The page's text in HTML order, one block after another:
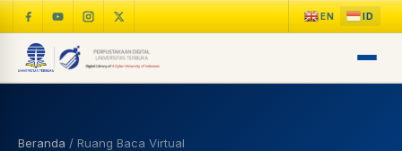
Beranda / Ruang Baca Virtual